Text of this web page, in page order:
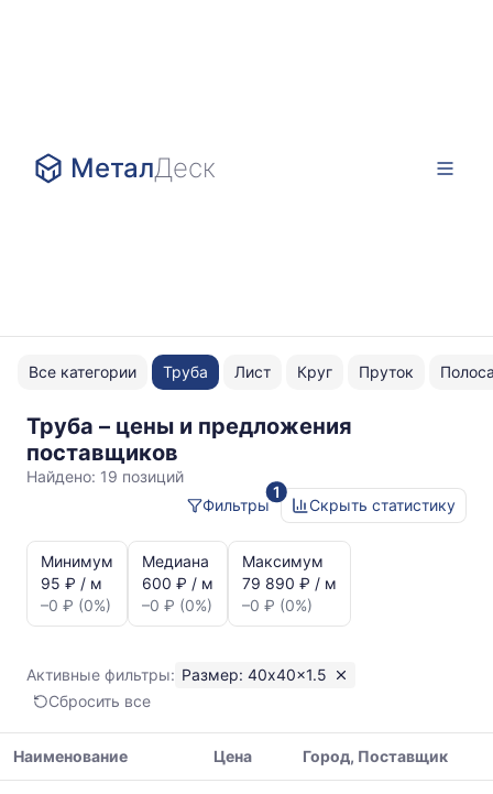
МеталДеск
Все категории Труба Лист Круг Пруток
Труба – цены и предложения
поставщиков
Найдено: 19 позиций
1
Фильтры
Скрыть статистику
динамика
цен:
Труба
Показаны
минимальная,
медианная
и
максимальная
Минимум
95 ₽ / м
–0 ₽ (0%)
Медиана
600 ₽ / м
–0 ₽ (0%)
Максимум
79 890 ₽ / м
–0 ₽ (0%)
Активные фильтры: Размер: 40x40x1.5
Сбросить все
Наименование Цена Город, Поставщик